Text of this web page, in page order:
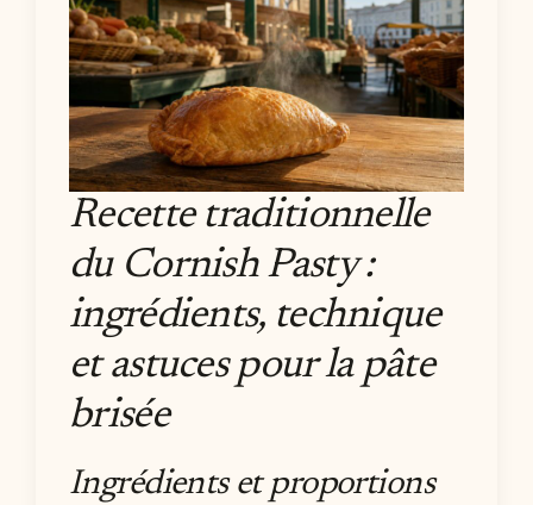
Recette traditionnelle
du Cornish Pasty :
ingrédients, technique
et astuces pour la pâte
brisée
Ingrédients et proportions